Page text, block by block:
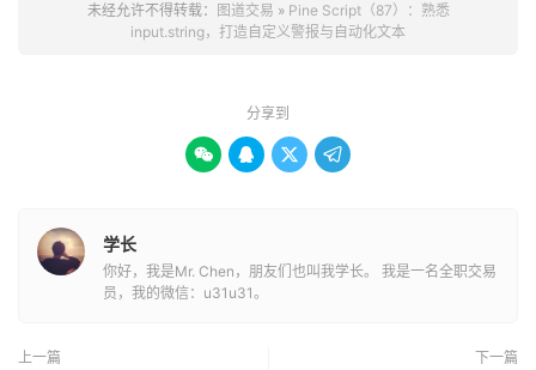
未经允许不得转载： 图道交易 » Pine Script（87）：熟悉
input.string，打造自定义警报与自动化文本
分享到
   
学长
你好，我是Mr. Chen，朋友们也叫我学长。 我是一名全职交易
员，我的微信：u31u31。
上一篇 下一篇